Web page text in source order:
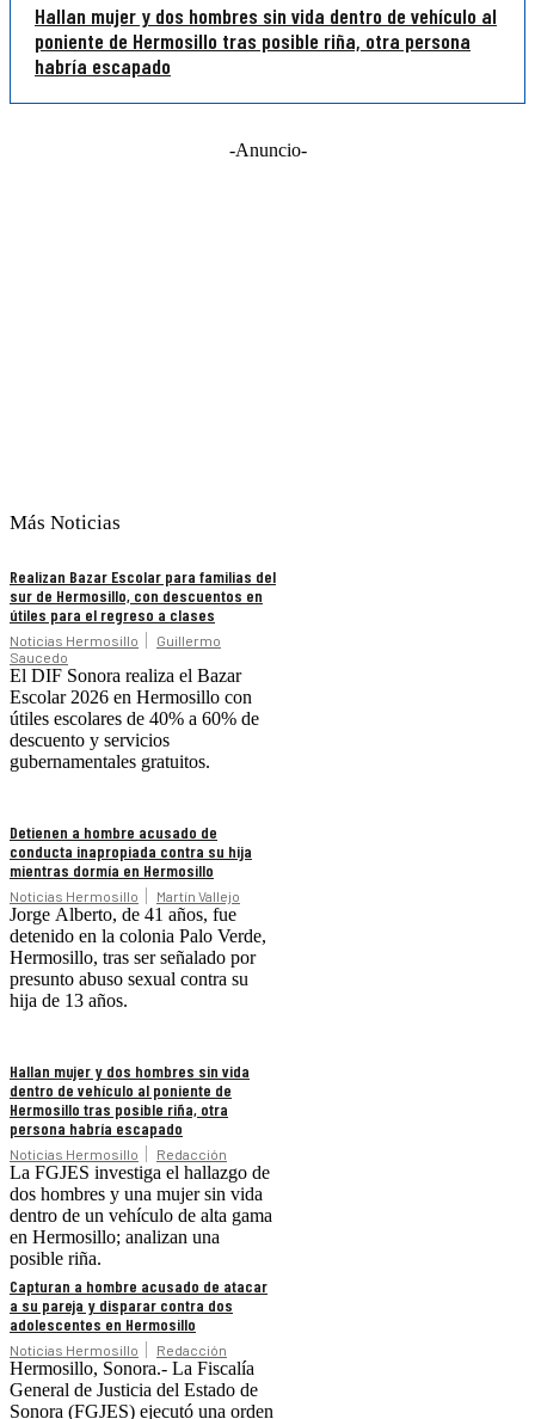
Hallan mujer y dos hombres sin vida dentro de vehículo al
poniente de Hermosillo tras posible riña, otra persona
habría escapado
-Anuncio-
Más Noticias
Realizan Bazar Escolar para familias del
sur de Hermosillo, con descuentos en
útiles para el regreso a clases
Noticias Hermosillo
Guillermo
Saucedo
El DIF Sonora realiza el Bazar
Escolar 2026 en Hermosillo con
útiles escolares de 40% a 60% de
descuento y servicios
gubernamentales gratuitos.
Detienen a hombre acusado de
conducta inapropiada contra su hija
mientras dormía en Hermosillo
Noticias Hermosillo Martín Vallejo
Jorge Alberto, de 41 años, fue
detenido en la colonia Palo Verde,
Hermosillo, tras ser señalado por
presunto abuso sexual contra su
hija de 13 años.
Hallan mujer y dos hombres sin vida
dentro de vehículo al poniente de
Hermosillo tras posible riña, otra
persona habría escapado
Noticias Hermosillo Redacción
La FGJES investiga el hallazgo de
dos hombres y una mujer sin vida
dentro de un vehículo de alta gama
en Hermosillo; analizan una
posible riña.
Capturan a hombre acusado de atacar
a su pareja y disparar contra dos
adolescentes en Hermosillo
Noticias Hermosillo Redacción
Hermosillo, Sonora.- La Fiscalía
General de Justicia del Estado de
Sonora (FGJES) ejecutó una orden